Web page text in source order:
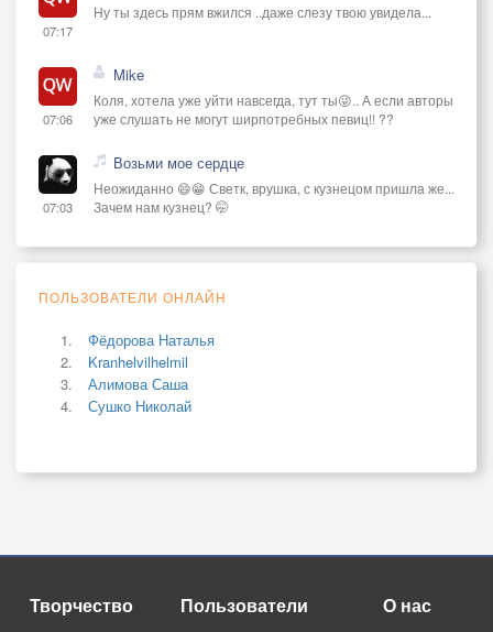
07:17
Ну ты здесь прям вжился ..даже слезу твою увидела...
07:06
Mike
Коля, хотела уже уйти навсегда, тут ты😜.. А если авторы
уже слушать не могут ширпотребных певиц!! ??
07:03
Возьми мое сердце
Неожиданно 😄😁 Светк, врушка, с кузнецом пришла же...
Зачем нам кузнец? 🤭
ПОЛЬЗОВАТЕЛИ ОНЛАЙН
Фёдорова Наталья
Kranhelvilhelmil
Алимова Саша
Сушко Николай
Творчество Пользователи О нас